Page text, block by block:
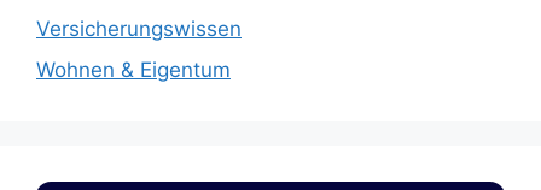
Versicherungswissen
Wohnen & Eigentum